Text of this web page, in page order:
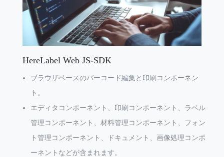
HereLabel Web JS-SDK
ブラウザベースのバーコード編集と印刷コンポーネン
ト。
エディタコンポーネント、印刷コンポーネント、ラベル
管理コンポーネント、材料管理コンポーネント、フォン
ト管理コンポーネント、ドキュメント、画像処理コンポ
ーネントなどが含まれます。